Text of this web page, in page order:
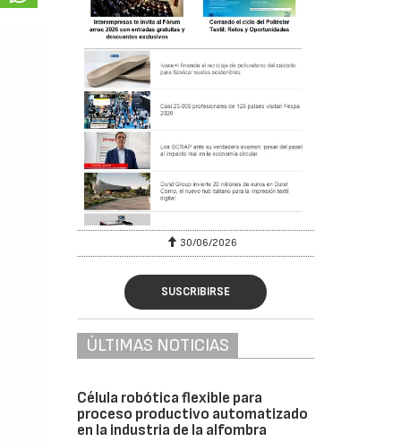
30/06/2026
SUSCRIBIRSE
ÚLTIMAS NOTICIAS
Célula robótica flexible para
proceso productivo automatizado
en la industria de la alfombra